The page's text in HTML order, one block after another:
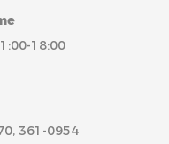
18:00
361-0954